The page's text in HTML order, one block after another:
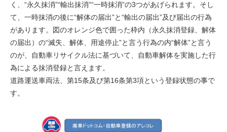
く、“永久抹消”“輸出抹消”“一時抹消”の3つがあげられます。そし
て、一時抹消の後に“解体の届出”と“輸出の届出”及び届出の行為
があります。図のオレンジ色で囲った枠内（永久抹消登録、解体
の届出）の“滅失、解体、用途停止”と言う行為の内“解体”と言う
のが、自動車リサイクル法に基づいて、自動車解体を実施した行
為による抹消登録と言えます。
道路運送車両法、第15条及び第16条第3項という登録状態の事で
す。